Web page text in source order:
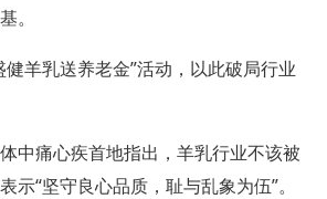
。
健羊乳送养老金”活动，以此破局行业
中痛心疾首地指出，羊乳行业不该被
示“坚守良心品质，耻与乱象为伍”。